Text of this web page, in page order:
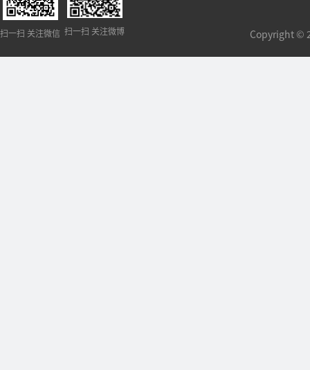
扫一扫 关注微信 扫一扫 关注微博 Copyright ©